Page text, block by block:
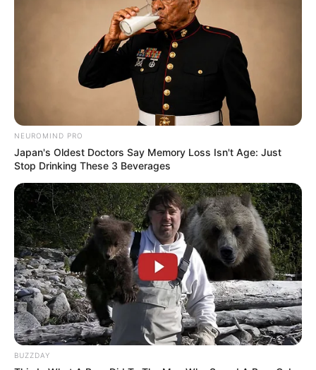
Walking On Thin Ice Tempest
My Troublesome Star Aema
ULASAN
Alamat email Anda tidak akan dipublikasikan. Ruas yang wajib ditandai*
NEUROMIND PRO
Japan's Oldest Doctors Say Memory Loss Isn't Age: Just
Stop Drinking These 3 Beverages
BUZZDAY